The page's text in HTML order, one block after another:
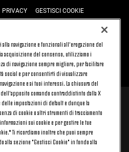
PRIVACY GESTISCI COOKIE
Druento, 175 10151 Torino - Italia;
Il servizio è attivo dal lunedì al
festivi esclusi.
al piano tariffario sottoscritto con il
navigazione e funzionali all’erogazione del
acquisizione del consenso, utilizziamo i
di navigazione sempre migliore, per facilitare
social e per consentirti di visualizzare
e ai tuoi interessi. La chiusura del
comando contraddistinto dalla X
impostazioni di default e dunque la
di cookie o altri strumenti di tracciamento
sui cookie e per gestire le tue
Ti ricordiamo inoltre che puoi sempre
alla sezione "Gestisci Cookie" in fondo alla